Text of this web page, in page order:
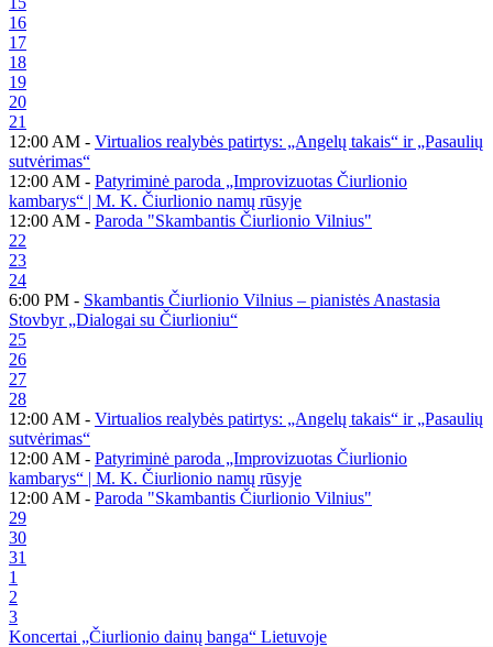
16
17
18
19
20
21
12:00 AM - Virtualios realybės patirtys: „Angelų takais“ ir „Pasaulių
sutvėrimas“
12:00 AM - Patyriminė paroda „Improvizuotas Čiurlionio
kambarys“ | M. K. Čiurlionio namų rūsyje
12:00 AM - Paroda "Skambantis Čiurlionio Vilnius"
22
23
24
6:00 PM - Skambantis Čiurlionio Vilnius – pianistės Anastasia
Stovbyr „Dialogai su Čiurlioniu“
25
26
27
28
12:00 AM - Virtualios realybės patirtys: „Angelų takais“ ir „Pasaulių
sutvėrimas“
12:00 AM - Patyriminė paroda „Improvizuotas Čiurlionio
kambarys“ | M. K. Čiurlionio namų rūsyje
12:00 AM - Paroda "Skambantis Čiurlionio Vilnius"
29
30
31
1
2
3
Koncertai „Čiurlionio dainų banga“ Lietuvoje